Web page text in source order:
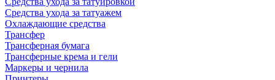
Средства ухода за татуажем
Охлаждающие средства
Трансфер
Трансферная бумага
Трансферные крема и гели
Маркеры и чернила